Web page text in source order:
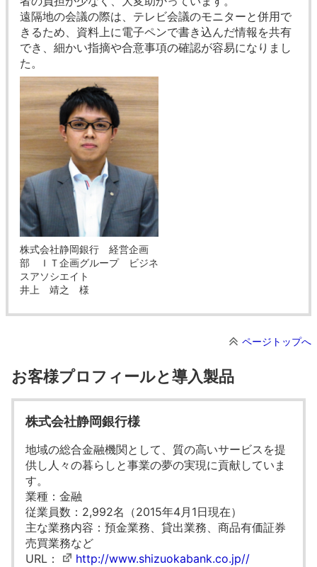
遠隔地の会議の際は、テレビ会議のモニターと併用で
きるため、資料上に電子ペンで書き込んだ情報を共有
でき、細かい指摘や合意事項の確認が容易になりまし
た。
株式会社静岡銀行 経営企画
部 ＩＴ企画グループ ビジネ
スアソシエイト
井上 靖之 様
ページトップへ
お客様プロフィールと導入製品
株式会社静岡銀行様
地域の総合金融機関として、質の高いサービスを提
供し人々の暮らしと事業の夢の実現に貢献していま
す。
業種：金融
従業員数：2,992名（2015年4月1日現在）
主な業務内容：預金業務、貸出業務、商品有価証券
売買業務など
URL：
http://www.shizuokabank.co.jp//